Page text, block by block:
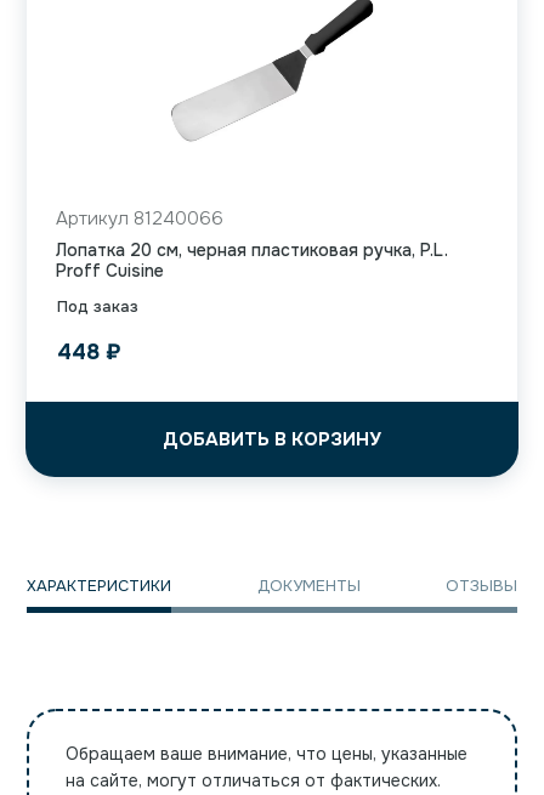
Под заказ
Артикул 81240066
Лопатка 20 см, черная пластиковая ручка, P.L.
Proff Cuisine
448 ₽
ДОБАВИТЬ В КОРЗИНУ
ХАРАКТЕРИСТИКИ ДОКУМЕНТЫ ОТЗЫВЫ
Обращаем ваше внимание, что цены, указанные
на сайте, могут отличаться от фактических.